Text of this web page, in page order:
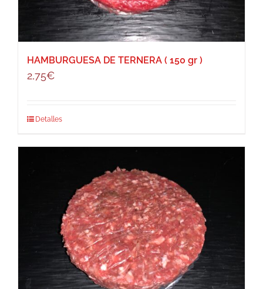
HAMBURGUESA DE TERNERA ( 150 gr )
2,75€
Detalles